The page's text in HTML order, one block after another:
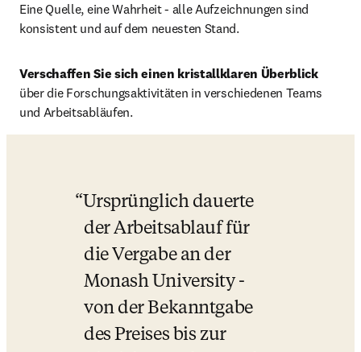
Eine Quelle, eine Wahrheit - alle Aufzeichnungen sind
konsistent und auf dem neuesten Stand.
Verschaffen Sie sich einen kristallklaren Überblick
über die Forschungsaktivitäten in verschiedenen Teams
und Arbeitsabläufen.
Ursprünglich dauerte
der Arbeitsablauf für
die Vergabe an der
Monash University -
von der Bekanntgabe
des Preises bis zur